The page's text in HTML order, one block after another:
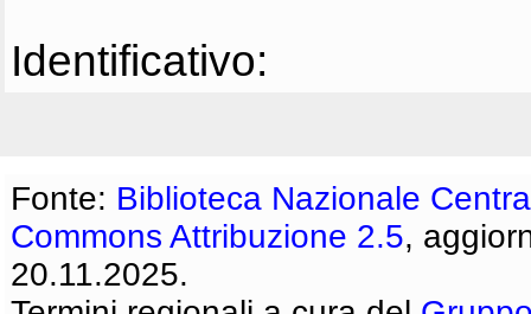
Identificativo:
Fonte: Biblioteca Nazionale
Commons Attribuzione 2.5,
20.11.2025.